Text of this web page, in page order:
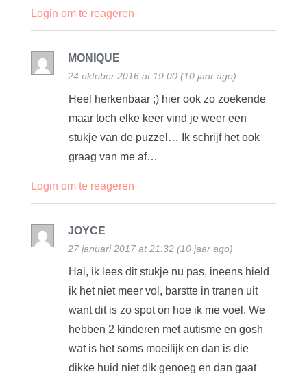
Login om te reageren
MONIQUE
24 oktober 2016 at 19:00 (10 jaar ago)
Heel herkenbaar ;) hier ook zo zoekende
maar toch elke keer vind je weer een
stukje van de puzzel… Ik schrijf het ook
graag van me af…
Login om te reageren
JOYCE
27 januari 2017 at 21:32 (10 jaar ago)
Hai, ik lees dit stukje nu pas, ineens hield
ik het niet meer vol, barstte in tranen uit
want dit is zo spot on hoe ik me voel. We
hebben 2 kinderen met autisme en gosh
wat is het soms moeilijk en dan is die
dikke huid niet dik genoeg en dan gaat